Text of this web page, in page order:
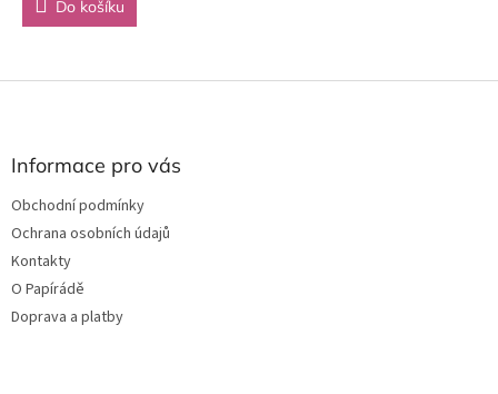
Do košíku
Z
Informace pro vás
Obchodní podmínky
Ochrana osobních údajů
Kontakty
O Papírádě
Doprava a platby